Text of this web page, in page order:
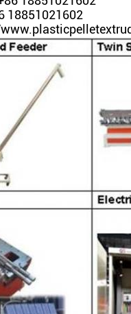
18851021602